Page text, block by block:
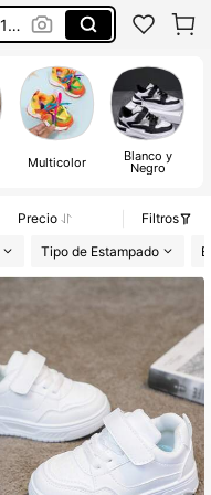
Tenis Para Niño De 10 A 12 Años
Multicolor Blanco y
Negro
Precio
Filtros
Tipo de Estampado